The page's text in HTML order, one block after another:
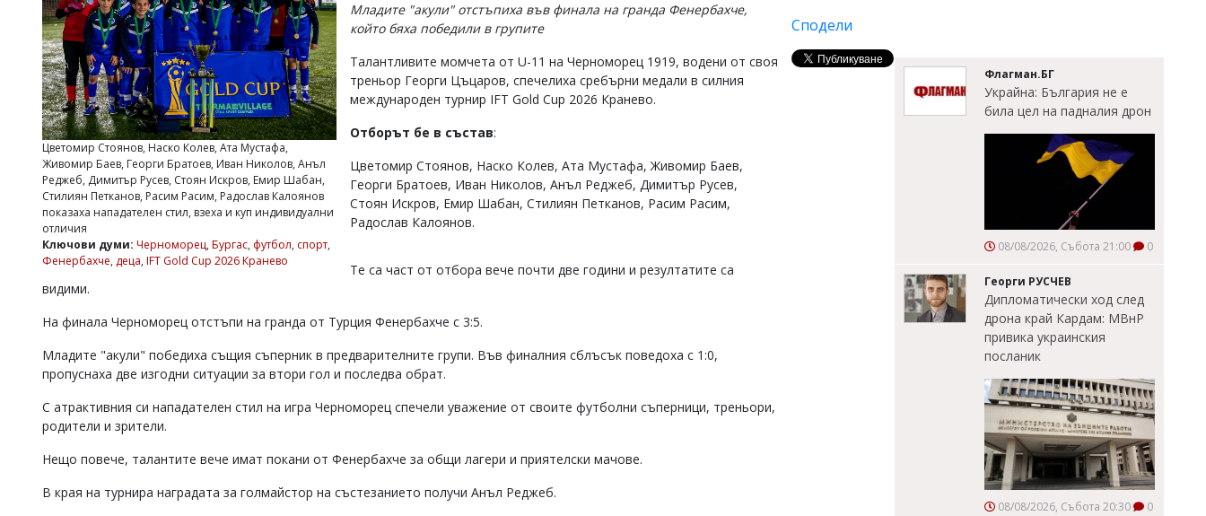
Управители:
Веселин
Василев,
v.vasilev@flagman.bg
Касабова,
k.kassabova@flagman.bg
Главен
редактор:
office@flagman.bg
Коментарите
статиите
читателите
редакцията
отговорност
Цветомир Стоянов, Наско Колев, Ата Мустафа,
Живомир Баев, Георги Братоев, Иван Николов, Анъл
Реджеб, Димитър Русев, Стоян Искров, Емир Шабан,
Стилиян Петканов, Расим Расим, Радослав Калоянов
показаха нападателен стил, взеха и куп индивидуални
отличия
Ключови думи: Черноморец, Бургас, футбол, спорт,
Фенербахче, деца, IFT Gold Cup 2026 Кранево
Младите "акули" отстъпиха във финала на гранда Фенербахче,
който бяха победили в групите
Талантливите момчета от U-11 на Черноморец 1919, водени от своя
треньор Георги Цъцаров, спечелиха сребърни медали в силния
международен турнир IFT Gold Cup 2026 Кранево.
Отборът бе в състав:
Цветомир Стоянов, Наско Колев, Ата Мустафа, Живомир Баев,
Георги Братоев, Иван Николов, Анъл Реджеб, Димитър Русев,
Стоян Искров, Емир Шабан, Стилиян Петканов, Расим Расим,
Радослав Калоянов.
Те са част от отбора вече почти две години и резултатите са
видими.
На финала Черноморец отстъпи на гранда от Турция Фенербахче с 3:5.
Младите "акули" победиха същия съперник в предварителните групи. Във финалния сблъсък поведоха с 1:0,
пропуснаха две изгодни ситуации за втори гол и последва обрат.
С атрактивния си нападателен стил на игра Черноморец спечели уважение от своите футболни съперници, треньори,
родители и зрители.
Нещо повече, талантите вече имат покани от Фенербахче за общи лагери и приятелски мачове.
В края на турнира наградата за голмайстор на състезанието получи Анъл Реджеб.
Сподели
Флагман.БГ
Украйна: България не е
била цел на падналия дрон
08/08/2026, Събота 21:00 0
Георги РУСЧЕВ
Дипломатически ход след
дрона край Кардам: МВнР
привика украинския
посланик
08/08/2026, Събота 20:30 0